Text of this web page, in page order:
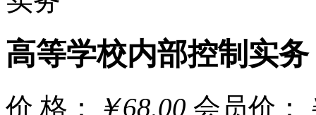
高等学校内部控制实务
价 格： ￥68.00 会员价：